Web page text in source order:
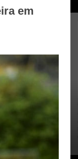
em